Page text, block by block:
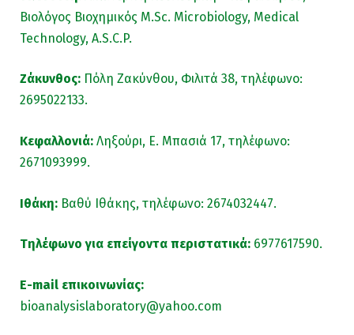
Βιολόγος Βιοχημικός M.Sc. Microbiology, Medical
Technology, A.S.C.P.
Ζάκυνθος: Πόλη Ζακύνθου, Φιλιτά 38, τηλέφωνο:
2695022133.
Κεφαλλονιά: Ληξούρι, Ε. Μπασιά 17, τηλέφωνο:
2671093999.
Ιθάκη: Βαθύ Ιθάκης, τηλέφωνο: 2674032447.
Τηλέφωνο για επείγοντα περιστατικά: 6977617590.
E-mail επικοινωνίας:
bioanalysislaboratory@yahoo.com